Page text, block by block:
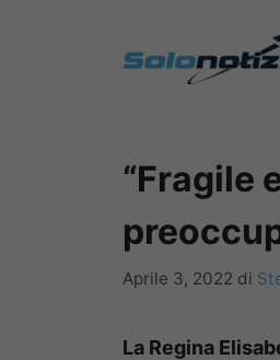
“Fragile
Aprile 3, 2022 di
La Regina